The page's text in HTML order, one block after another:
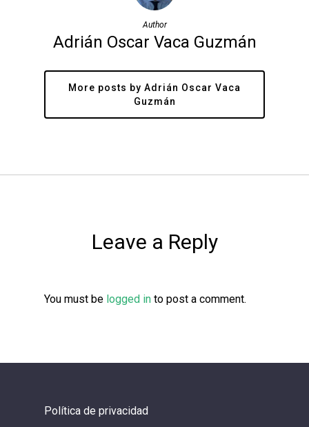
Author
Adrián Oscar Vaca Guzmán
More posts by Adrián Oscar Vaca
Guzmán
Leave a Reply
You must be logged in to post a comment.
Política de privacidad